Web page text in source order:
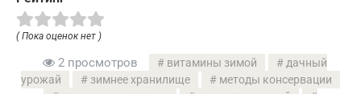
( Пока оценок нет )
2 просмотров витамины зимой
дачный
урожай
зимнее хранилище
методы консервации